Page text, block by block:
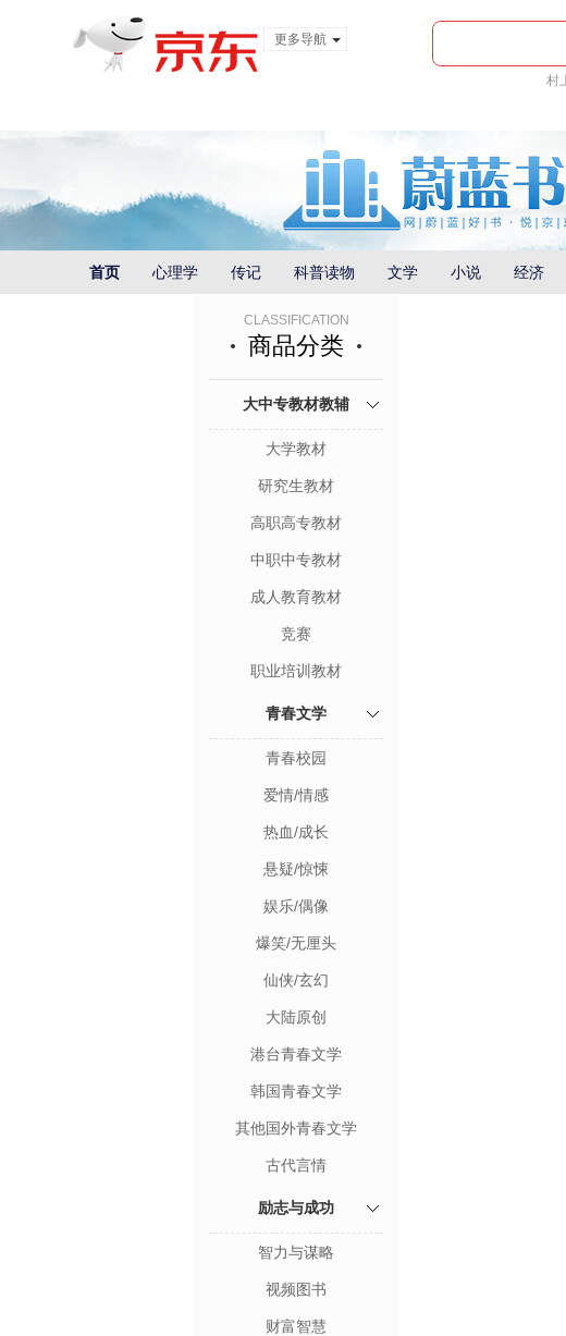
更多导航
村
首页 心理学 传记 科普读物 文学 小说 经济
CLASSIFICATION
商品分类
大中专教材教辅
大学教材
研究生教材
高职高专教材
中职中专教材
成人教育教材
竞赛
职业培训教材
青春文学
青春校园
爱情/情感
热血/成长
悬疑/惊悚
娱乐/偶像
爆笑/无厘头
仙侠/玄幻
大陆原创
港台青春文学
韩国青春文学
其他国外青春文学
古代言情
励志与成功
智力与谋略
视频图书
财富智慧